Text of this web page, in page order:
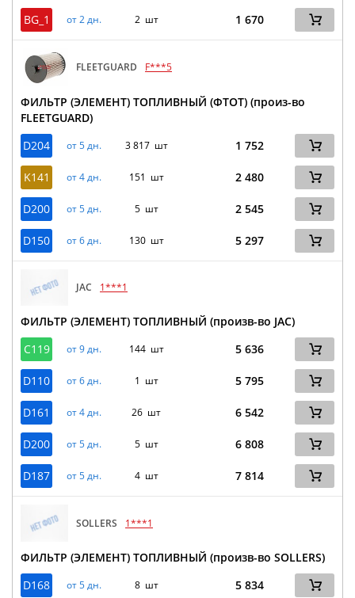
BG_1
от 2 дн. 2 шт 1 670
FLEETGUARD F***5
ФИЛЬТР (ЭЛЕМЕНТ) ТОПЛИВНЫЙ (ФТОТ) (произ-во
FLEETGUARD)
D204
от 5 дн. 3 817 шт 1 752
K141 от 4 дн. 151 шт 2 480
D200 от 5 дн. 5 шт 2 545
D150 от 6 дн. 130 шт 5 297
JAC 1***1
ФИЛЬТР (ЭЛЕМЕНТ) ТОПЛИВНЫЙ (произв-во JAC)
C119
от 9 дн. 144 шт 5 636
D110 от 6 дн. 1 шт 5 795
D161 от 4 дн. 26 шт 6 542
D200 от 5 дн. 5 шт 6 808
D187 от 5 дн. 4 шт 7 814
SOLLERS 1***1
ФИЛЬТР (ЭЛЕМЕНТ) ТОПЛИВНЫЙ (произв-во SOLLERS)
D168
от 5 дн. 8 шт 5 834